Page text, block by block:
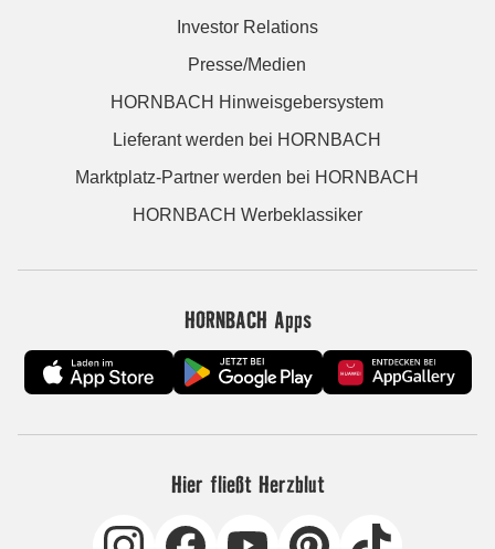
Investor Relations
Presse/Medien
HORNBACH Hinweisgebersystem
Lieferant werden bei HORNBACH
Marktplatz-Partner werden bei HORNBACH
HORNBACH Werbeklassiker
HORNBACH Apps
Hier fließt Herzblut